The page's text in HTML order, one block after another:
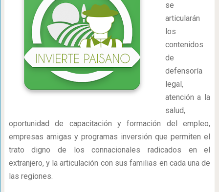
se
articularán
los
contenidos
de
defensoría
legal,
atención a la
salud,
oportunidad de capacitación y formación del empleo,
empresas amigas y programas inversión que permiten el
trato digno de los connacionales radicados en el
extranjero, y la articulación con sus familias en cada una de
las regiones.